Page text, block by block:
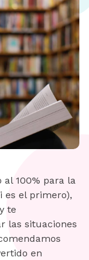
100% para la
es el primero),
te
las situaciones
en